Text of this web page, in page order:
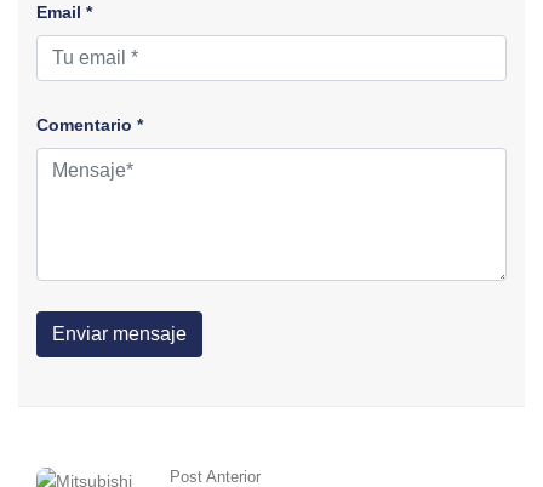
Email *
Comentario *
Post Anterior